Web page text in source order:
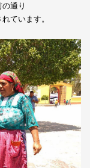
通り
ています。